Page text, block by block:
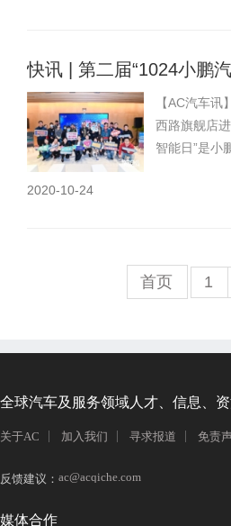
快讯 | 第二届“1024小鹏
【AC汽车
西路旗舰店
智能日”是小
2020-10-24
首页 1
全球汽车及服务领域人才、信息、
关于AC 加入我们 寻求报道 免责
反馈建议： ac@acqiche.com
媒体合作